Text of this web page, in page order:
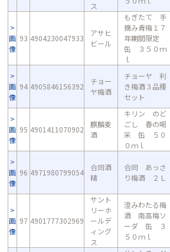
ス
画
像
93 4904230047933
アサヒ
ビール
もぎたて 手
摘み青梅１７
年期間限定
缶 ３５０ｍ
ｌ
画
像
94 4905846156392
チョー
ヤ梅酒
チョーヤ 利
き梅酒３品種
セット
画
像
95 4901411070902
麒麟麦
酒
キリン のど
ごし 春の喝
采 缶 ５０
０ｍｌ
画
像
96 4971980799054
合同酒
精
合同 あっさ
り梅酒 ２Ｌ
画
像
97 4901777302969
サント
リーホ
ールデ
ィング
ス
澄みわたる梅
酒 南高梅ソ
ーダ 缶 ３
５０ｍｌ